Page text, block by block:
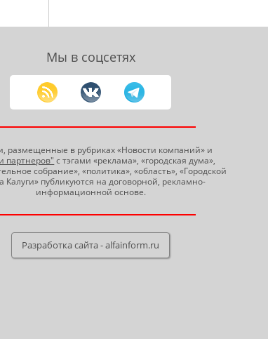
Мы в соцсетях
размещенные в рубриках «Новости компаний» и
партнеров" с тэгами «реклама», «городская дума»,
собрание», «политика», «область», «Городской
Калуги» публикуются на договорной, рекламно-
информационной основе.
Разработка сайта - alfainform.ru